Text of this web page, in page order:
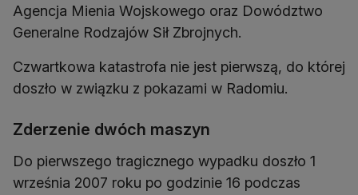
Agencja Mienia Wojskowego oraz Dowództwo
Generalne Rodzajów Sił Zbrojnych.
Czwartkowa katastrofa nie jest pierwszą, do której
doszło w związku z pokazami w Radomiu.
Zderzenie dwóch maszyn
Do pierwszego tragicznego wypadku doszło 1
września 2007 roku po godzinie 16 podczas